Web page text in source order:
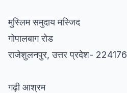
मुस्लिम समुदाय मस्जिद
गोपालबाग रोड
राजेशुलनपुर, उत्तर प्रदेश- 224176
गढ़ी आश्रम